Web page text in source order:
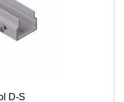
D-S